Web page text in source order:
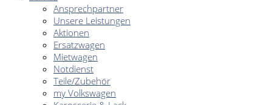
Ansprechpartner
Unsere Leistungen
Aktionen
Ersatzwagen
Mietwagen
Notdienst
Teile/Zubehör
my Volkswagen